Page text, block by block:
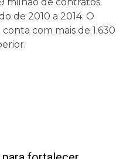
de 2010 a 2014. O
com mais de 1.630